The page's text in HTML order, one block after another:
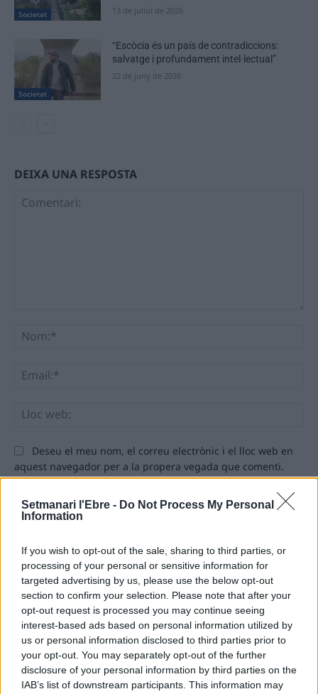
Setmanari l'Ebre - Do Not Process My Personal
Information
If you wish to opt-out of the sale, sharing to third parties, or
processing of your personal or sensitive information for
targeted advertising by us, please use the below opt-out
section to confirm your selection. Please note that after your
opt-out request is processed you may continue seeing
interest-based ads based on personal information utilized by
us or personal information disclosed to third parties prior to
your opt-out. You may separately opt-out of the further
disclosure of your personal information by third parties on the
IAB’s list of downstream participants. This information may
Societat 13 de juliol de 2026
Societat
“Escòcia és un país de contradiccions:
salvatge i profundament intel·lectual”
22 de juny de 2026
DEIXA UNA RESPOSTA
Deseu el meu nom, el correu electrònic i el lloc web en
aquest navegador per a la propera vegada que comenti.
ÚLTIMES NOTÍCIES
Amposta recupera les Cases del Castell
i culmina un projecte estratègic que
vincula patrimoni, turisme i
gastronomia
6 d'agost de 2026